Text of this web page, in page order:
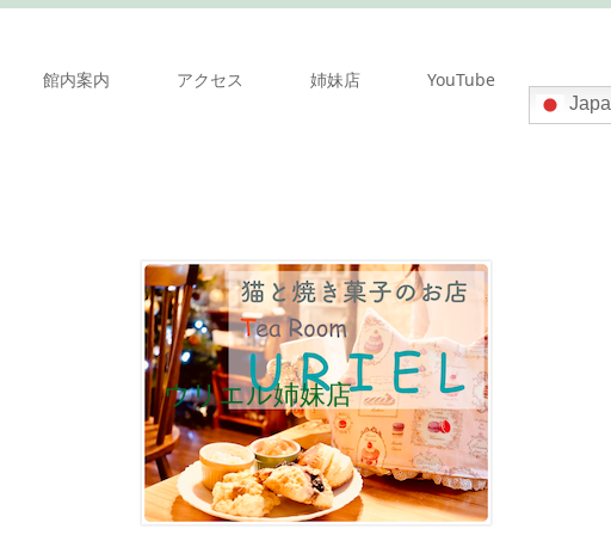
館内案内 アクセス 姉妹店 YouTube
ウリエル姉妹店